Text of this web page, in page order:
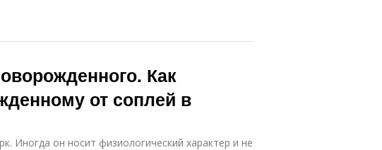
Как
от соплей в
Иногда он носит физиологический характер и не